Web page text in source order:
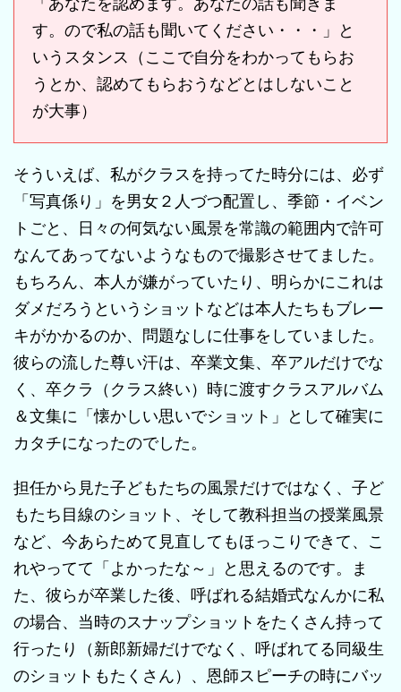
す。ので私の話も聞いてください・・・」と
いうスタンス（ここで自分をわかってもらお
うとか、認めてもらおうなどとはしないこと
が大事）
そういえば、私がクラスを持ってた時分には、必ず
「写真係り」を男女２人づつ配置し、季節・イベン
トごと、日々の何気ない風景を常識の範囲内で許可
なんてあってないようなもので撮影させてました。
もちろん、本人が嫌がっていたり、明らかにこれは
ダメだろうというショットなどは本人たちもブレー
キがかかるのか、問題なしに仕事をしていました。
彼らの流した尊い汗は、卒業文集、卒アルだけでな
く、卒クラ（クラス終い）時に渡すクラスアルバム
＆文集に「懐かしい思いでショット」として確実に
カタチになったのでした。
担任から見た子どもたちの風景だけではなく、子ど
もたち目線のショット、そして教科担当の授業風景
など、今あらためて見直してもほっこりできて、こ
れやってて「よかったな～」と思えるのです。ま
た、彼らが卒業した後、呼ばれる結婚式なんかに私
の場合、当時のスナップショットをたくさん持って
行ったり（新郎新婦だけでなく、呼ばれてる同級生
のショットもたくさん）、恩師スピーチの時にバッ